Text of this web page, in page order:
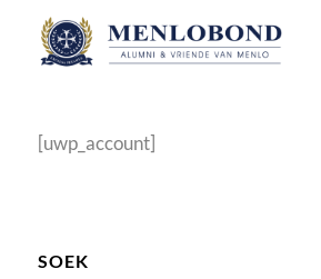
content
[uwp_account]
SOEK